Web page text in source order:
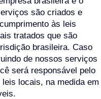
são criados e
às leis
tratados que são
brasileira. Caso
de nossos serviços
será responsável pelo
locais, na medida em